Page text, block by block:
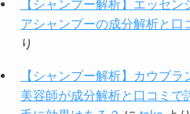
【シャンプー解析】エッセ
アシャンプーの成分解析と口
り
【シャンプー解析】カウブ
美容師が成分解析と口コミで